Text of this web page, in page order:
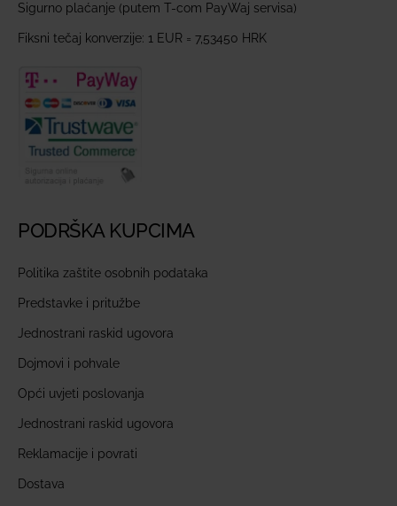
Sigurno plaćanje (putem T-com PayWaj servisa)
Fiksni tečaj konverzije: 1 EUR = 7,53450 HRK
PODRŠKA KUPCIMA
Politika zaštite osobnih podataka
Predstavke i pritužbe
Jednostrani raskid ugovora
Dojmovi i pohvale
Opći uvjeti poslovanja
Jednostrani raskid ugovora
Reklamacije i povrati
Dostava